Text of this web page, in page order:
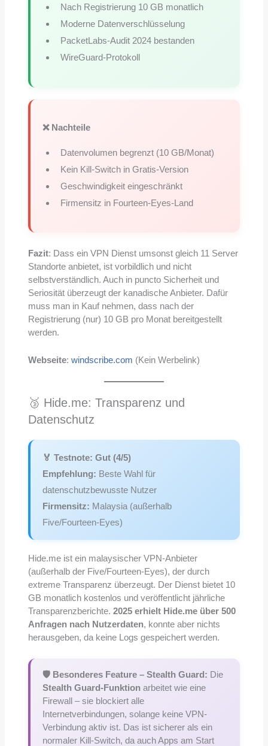
Nach Registrierung 10 GB monatlich
Moderne Datenverschlüsselung
PacketLabs-Audit 2024 bestanden
WireGuard-Protokoll
❌ Nachteile
Datenvolumen begrenzt (10 GB/Monat)
Kein Kill-Switch in Gratis-Version
Geschwindigkeit eingeschränkt
Firmensitz in Fourteen-Eyes-Land
Fazit: Dass ein VPN Dienst umsonst gleich 11 Server
Standorte anbietet, ist vorbildlich und nicht
selbstverständlich. Auch in puncto Sicherheit und
Seriosität überzeugt der kanadische Anbieter. Dafür
muss man in Kauf nehmen, dass nach der
Registrierung (nur) 10 GB pro Monat bereitgestellt
werden.
Webseite: windscribe.com (Kein Werbelink)
🥉 Hide.me: Transparenz und
Datenschutz
🏅 Testnote: Gut (4/5)
Empfehlung: Beste Wahl für
datenschutzbewusste Nutzer
Firmensitz: Malaysia (außerhalb
Five/Fourteen-Eyes)
Hide.me ist ein malaysischer VPN-Anbieter
(außerhalb der Five/Fourteen-Eyes), der durch
extreme Transparenz überzeugt. Der Dienst bietet 10
GB monatlich kostenlos und veröffentlicht jährliche
Transparenzberichte. 2025 erhielt Hide.me über 500
Anfragen nach Nutzerdaten, konnte aber nichts
herausgeben, da keine Logs gespeichert werden.
🛡️ Besonderes Feature – Stealth Guard: Die
Stealth Guard-Funktionarbeitet wie eine
Firewall – sie blockiert alle
Internetverbindungen, solange keine VPN-
Verbindung aktiv ist. Das ist sicherer als ein
normaler Kill-Switch, da auch Apps am Start